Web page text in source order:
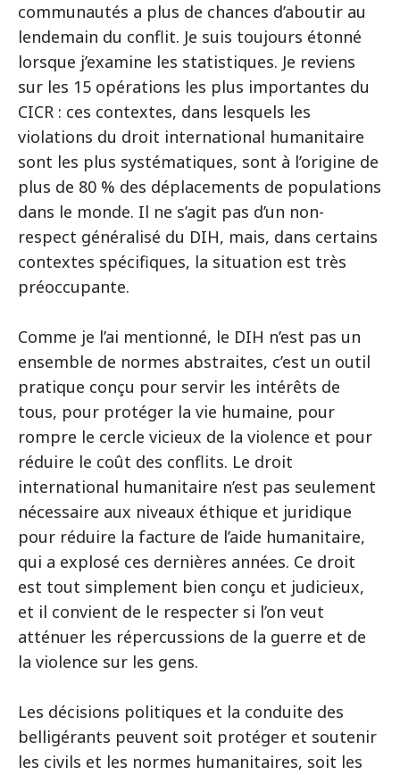
communautés a plus de chances d’aboutir au
lendemain du conflit. Je suis toujours étonné
lorsque j’examine les statistiques. Je reviens
sur les 15 opérations les plus importantes du
CICR : ces contextes, dans lesquels les
violations du droit international humanitaire
sont les plus systématiques, sont à l’origine de
plus de 80 % des déplacements de populations
dans le monde. Il ne s’agit pas d’un non-
respect généralisé du DIH, mais, dans certains
contextes spécifiques, la situation est très
préoccupante.
Comme je l’ai mentionné, le DIH n’est pas un
ensemble de normes abstraites, c’est un outil
pratique conçu pour servir les intérêts de
tous, pour protéger la vie humaine, pour
rompre le cercle vicieux de la violence et pour
réduire le coût des conflits. Le droit
international humanitaire n’est pas seulement
nécessaire aux niveaux éthique et juridique
pour réduire la facture de l’aide humanitaire,
qui a explosé ces dernières années. Ce droit
est tout simplement bien conçu et judicieux,
et il convient de le respecter si l’on veut
atténuer les répercussions de la guerre et de
la violence sur les gens.
Les décisions politiques et la conduite des
belligérants peuvent soit protéger et soutenir
les civils et les normes humanitaires, soit les